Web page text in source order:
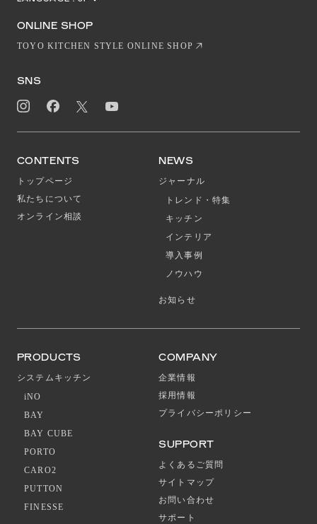
ONLINE SHOP
TOYO KITCHEN STYLE ONLINE SHOP
SNS
CONTENTS
トップページ
私たちについて
オンライン相談
NEWS
ジャーナル
トレンド・特集
キッチン
インテリア
導入事例
ノウハウ
お知らせ
PRODUCTS
システムキッチン
iNO
BAY
BAY CUBE
PORTO
CARO2
PUTTON
FINESSE
COMPANY
企業情報
採用情報
プライバシーポリシー
SUPPORT
よくあるご質問
サイトマップ
お問い合わせ
サポート